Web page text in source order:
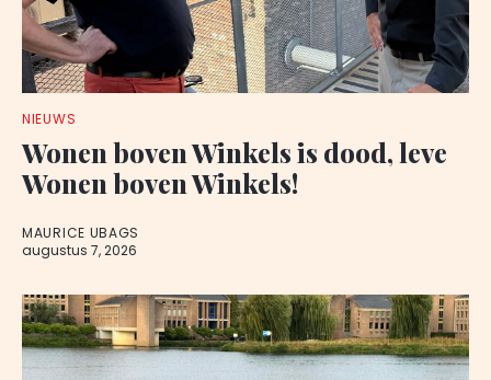
NIEUWS
Wonen boven Winkels is dood, leve
Wonen boven Winkels!
MAURICE UBAGS
augustus 7, 2026